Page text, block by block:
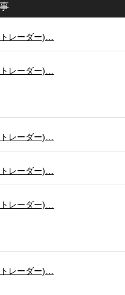
レーダー)…
レーダー)…
レーダー)…
レーダー)…
レーダー)…
レーダー)…